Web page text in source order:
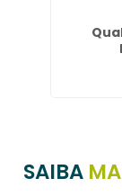
SAIBA